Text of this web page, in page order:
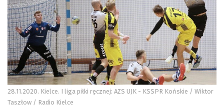
28.11.2020. Kielce. I liga piłki ręcznej: AZS UJK - KSSPR Końskie / Wiktor
Taszłow / Radio Kielce